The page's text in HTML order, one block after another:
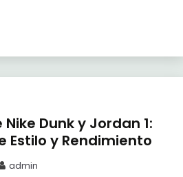
Dunk y Jordan 1:
Estilo y Rendimiento
admin